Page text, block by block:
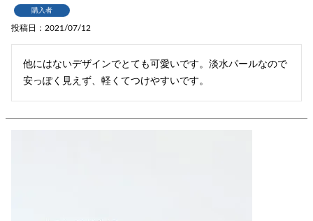
購入者
投稿日 2021/07/12
他にはないデザインでとても可愛いです。淡水パールなので
安っぽく見えず、軽くてつけやすいです。